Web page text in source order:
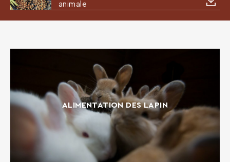
animale
ALIMENTATION DES LAPIN